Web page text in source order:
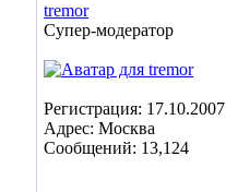
tremor
Супер-модератор
Регистрация: 17.10.2007
Адрес: Москва
Сообщений: 13,124